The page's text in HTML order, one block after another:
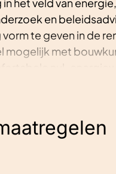
en
vorm te geven in de
mogelijk met
De warme
komende winter
te leren voor